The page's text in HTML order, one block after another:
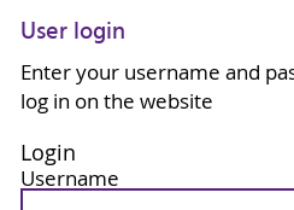
User login
Enter your username and
log in on the website
Login
Username